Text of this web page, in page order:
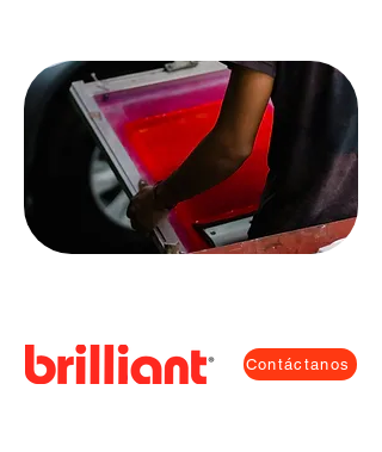
Contáctanos